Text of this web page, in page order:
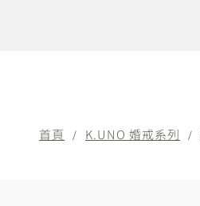
首頁 K.UNO 婚戒系列